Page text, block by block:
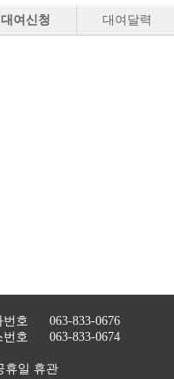
대여신청 대여달력
번호
063-833-0676
번호
063-833-0674
휴일 휴관